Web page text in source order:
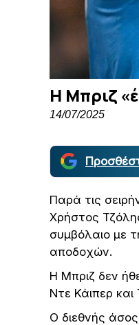
Η Μπριζ
14/07/2025
Παρά τις
Χρήστος
συμβόλαιο με
αποδοχών.
Η Μπριζ δεν
Ντε Κάιπερ και
Ο διεθνής